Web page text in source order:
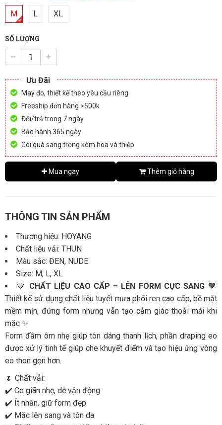
M L XL
SỐ LƯỢNG
Ưu Đãi
May đo, thiết kế theo yêu cầu riêng
Freeship đơn hàng >500k
Đổi/trả trong 7 ngày
Bảo hành 365 ngày
Gói quà sang trọng kèm hoa và thiệp
Mua ngay Thêm giỏ hàng
THÔNG TIN SẢN PHẨM
Thương hiệu: HOYANG
Chất liệu vải: THUN
Màu sắc: ĐEN, NUDE
Size: M, L, XL
🤎 CHẤT LIỆU CAO CẤP – LÊN FORM CỰC SANG 🤎
Thiết kế sử dụng chất liệu tuyết mưa phối ren cao cấp, bề mặt
mềm mịn, đứng form nhưng vẫn tạo cảm giác thoải mái khi
mặc ✨
Form đầm ôm nhẹ giúp tôn dáng thanh lịch, phần draping eo
được xử lý tinh tế giúp che khuyết điểm và tạo hiệu ứng vòng
eo thon gọn hơn.
🌷 Chất vải:
✔️ Co giãn nhẹ, dễ vận động
✔️ Ít nhăn, giữ form đẹp
✔️ Mặc lên sang và tôn da